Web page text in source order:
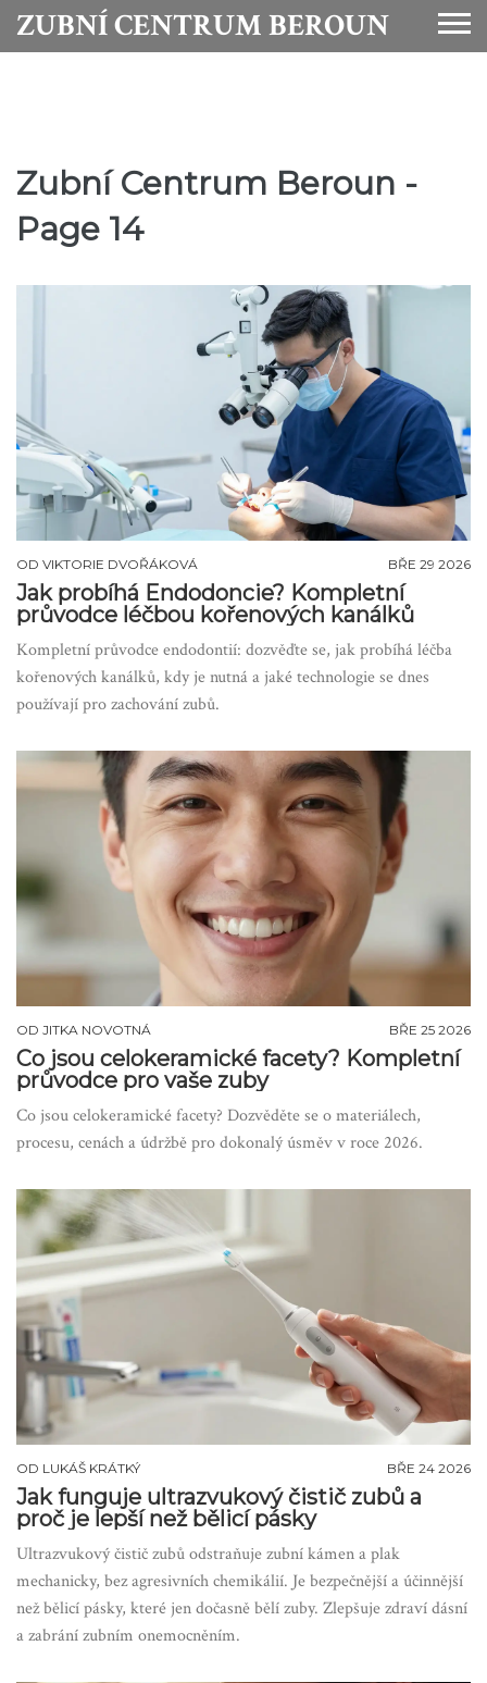
ZUBNÍ CENTRUM BEROUN
Zubní Centrum Beroun -
Page 14
OD VIKTORIE DVOŘÁKOVÁ BŘE 29 2026
Jak probíhá Endodoncie? Kompletní
průvodce léčbou kořenových kanálků
Kompletní průvodce endodontií: dozvěďte se, jak probíhá léčba
kořenových kanálků, kdy je nutná a jaké technologie se dnes
používají pro zachování zubů.
OD JITKA NOVOTNÁ BŘE 25 2026
Co jsou celokeramické facety? Kompletní
průvodce pro vaše zuby
Co jsou celokeramické facety? Dozvěděte se o materiálech,
procesu, cenách a údržbě pro dokonalý úsměv v roce 2026.
OD LUKÁŠ KRÁTKÝ BŘE 24 2026
Jak funguje ultrazvukový čistič zubů a
proč je lepší než bělicí pásky
Ultrazvukový čistič zubů odstraňuje zubní kámen a plak
mechanicky, bez agresivních chemikálií. Je bezpečnější a účinnější
než bělicí pásky, které jen dočasně bělí zuby. Zlepšuje zdraví dásní
a zabrání zubním onemocněním.